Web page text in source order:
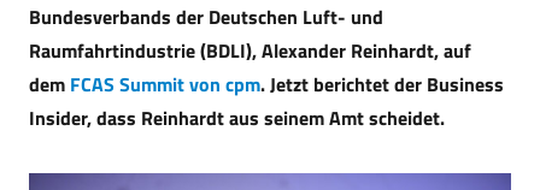
Bundesverbands der Deutschen Luft- und
Raumfahrtindustrie (BDLI), Alexander Reinhardt, auf
dem FCAS Summit von cpm. Jetzt berichtet der Business
Insider, dass Reinhardt aus seinem Amt scheidet.